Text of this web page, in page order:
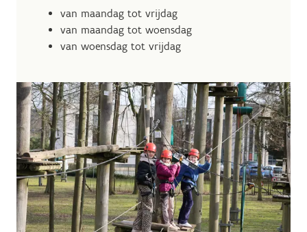
van maandag tot vrijdag
van maandag tot woensdag
van woensdag tot vrijdag